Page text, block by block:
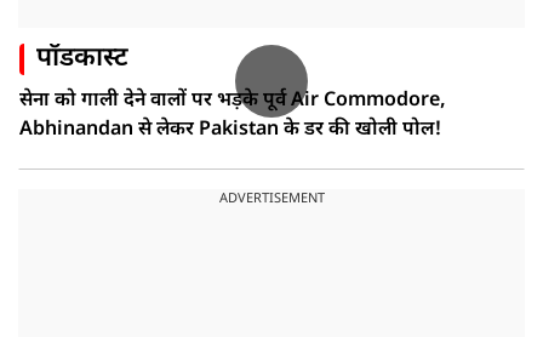
पॉडकास्ट
सेना को गाली देने वालों पर भड़के पूर्व Air Commodore,
Abhinandan से लेकर Pakistan के डर की खोली पोल!
ADVERTISEMENT